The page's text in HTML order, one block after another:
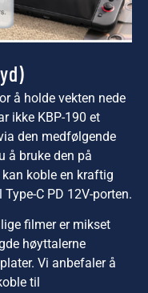
å holde vekten nede
ikke KBP-190 et
den medfølgende
å bruke den på
koble en kraftig
C PD 12V-porten.
filmer er mikset
høyttalerne
Vi anbefaler å
til